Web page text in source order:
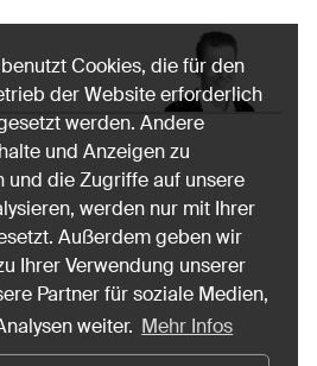
Cookies, die für den
der Website erforderlich
werden. Andere
und Anzeigen zu
und die Zugriffe auf unsere
werden nur mit Ihrer
Außerdem geben wir
Ihrer Verwendung unserer
Partner für soziale Medien,
weiter. Mehr Infos